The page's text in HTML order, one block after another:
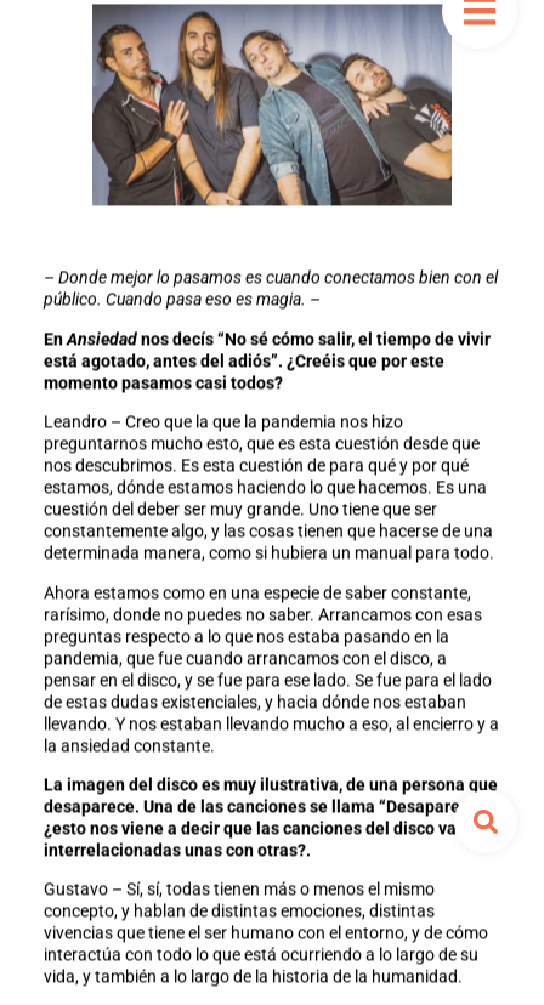
– Donde mejor lo pasamos es cuando conectamos bien con el
público. Cuando pasa eso es magia. –
EnAnsiedadnos decís “No sé cómo salir, el tiempo de vivir
está agotado, antes del adiós”. ¿Creéis que por este
momento pasamos casi todos?
Leandro – Creo que la que la pandemia nos hizo
preguntarnos mucho esto, que es esta cuestión desde que
nos descubrimos. Es esta cuestión de para qué y por qué
estamos, dónde estamos haciendo lo que hacemos. Es una
cuestión del deber ser muy grande. Uno tiene que ser
constantemente algo, y las cosas tienen que hacerse de una
determinada manera, como si hubiera un manual para todo.
Ahora estamos como en una especie de saber constante,
rarísimo, donde no puedes no saber. Arrancamos con esas
preguntas respecto a lo que nos estaba pasando en la
pandemia, que fue cuando arrancamos con el disco, a
pensar en el disco, y se fue para ese lado. Se fue para el lado
de estas dudas existenciales, y hacia dónde nos estaban
llevando. Y nos estaban llevando mucho a eso, al encierro y a
la ansiedad constante.
La imagen del disco es muy ilustrativa, de una persona que
desaparece. Una de las canciones se llama “Desaparecer”,
¿esto nos viene a decir que las canciones del disco van
interrelacionadas unas con otras?.
Gustavo – Sí, sí, todas tienen más o menos el mismo
concepto, y hablan de distintas emociones, distintas
vivencias que tiene el ser humano con el entorno, y de cómo
interactúa con todo lo que está ocurriendo a lo largo de su
vida, y también a lo largo de la historia de la humanidad.